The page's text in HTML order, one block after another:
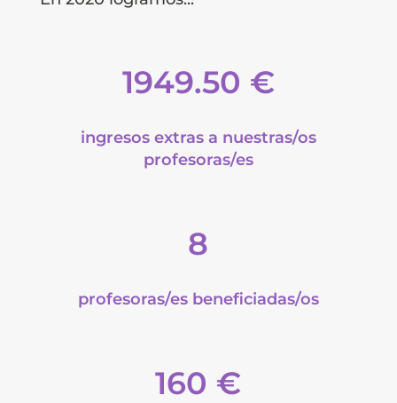
1949.50 €
ingresos extras a nuestras/os
profesoras/es
8
profesoras/es beneficiadas/os
160 €